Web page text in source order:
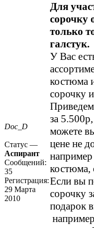
Doc_D
Статус —
Аспирант
Сообщений:
35
Регистрация:
29 Марта
2010
Для
сорочку
только
галстук.
У Вас
костюма
сорочку
за
можете
цене не
например
костюма,
Если вы
сорочку
подарок